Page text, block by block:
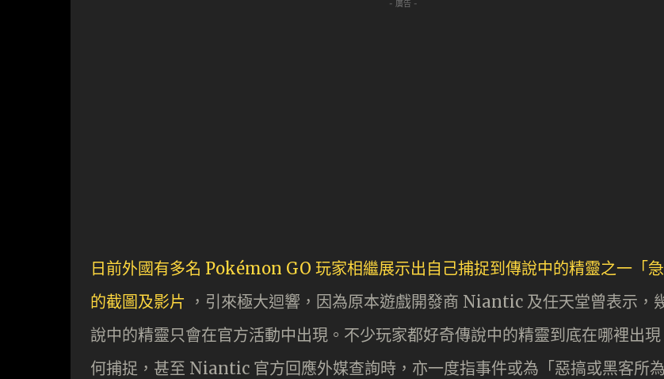
- 廣告 -
日前外國有多名 Pokémon GO 玩家相繼展示出自己捕捉到傳說中的精靈之一「急
的截圖及影片 ，引來極大迴響，因為原本遊戲開發商 Niantic 及任天堂曾表示，
說中的精靈只會在官方活動中出現。不少玩家都好奇傳說中的精靈到底在哪裡出現
何捕捉，甚至 Niantic 官方回應外媒查詢時，亦一度指事件或為「惡搞或黑客所